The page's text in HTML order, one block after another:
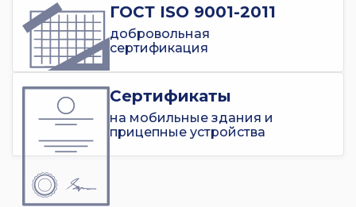
ГОСТ ISO 9001-2011
добровольная
сертификация
Сертификаты
на мобильные здания и
прицепные устройства